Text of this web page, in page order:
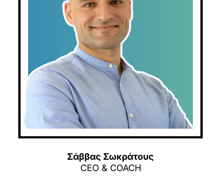
Σάββας Σωκράτους
CEO & COACH